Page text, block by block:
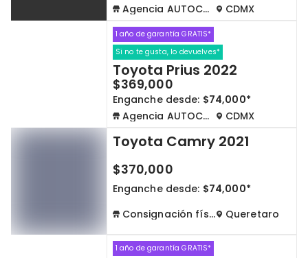
Agencia AUTOCOM
CDMX
1 año de garantía GRATIS*
Si no te gusta, lo devuelves*
Toyota Prius 2022
$369,000
Enganche desde: $74,000*
Agencia AUTOCOM
CDMX
Toyota Camry 2021
$370,000
Enganche desde: $74,000*
Consignación física
Queretaro
1 año de garantía GRATIS*